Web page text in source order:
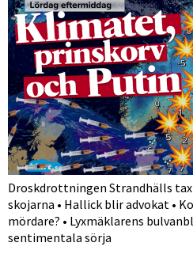
Droskdrottningen Strandhälls
skojarna • Hallick blir advokat •
mördare? • Lyxmäklarens
sentimentala sörja